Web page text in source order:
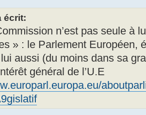
écrit:
n’est pas seule à
» : le Parlement Européen,
lui aussi (du moins dans sa
général de l’U.E